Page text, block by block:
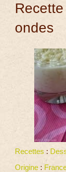
ondes
Recettes :
Origine :